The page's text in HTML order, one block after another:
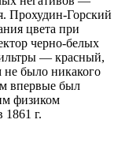
Прохудин-Горский
цвета при
черно-белых
— красный,
было никакого
впервые был
физиком
г.